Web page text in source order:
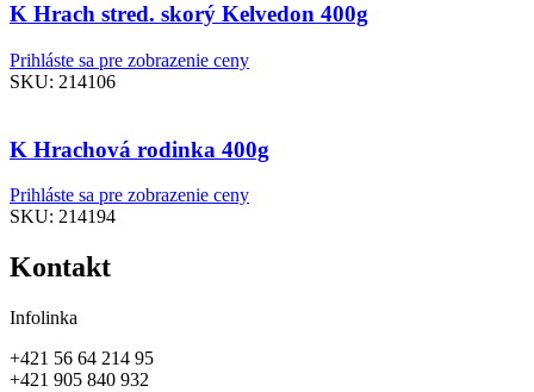
K Hrach stred. skorý Kelvedon 400g
Prihláste sa pre zobrazenie ceny
SKU: 214106
K Hrachová rodinka 400g
Prihláste sa pre zobrazenie ceny
SKU: 214194
Kontakt
Infolinka
+421 56 64 214 95
+421 905 840 932